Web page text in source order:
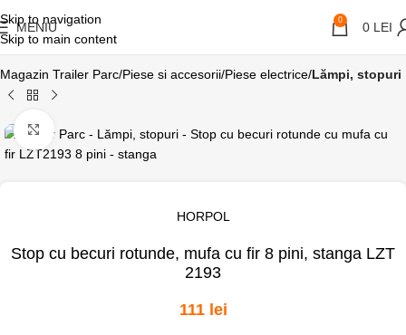
Skip to navigation
Skip to main content
MENIU 0 0 LEI
Magazin Trailer Parc Piese si accesorii Piese electrice Lămpi, stopuri
Click pentru a mari
HORPOL
Stop cu becuri rotunde, mufa cu fir 8 pini, stanga LZT
2193
111 lei